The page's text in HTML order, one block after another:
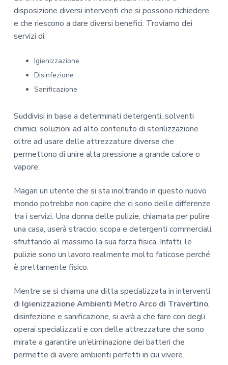
disposizione diversi interventi che si possono richiedere
e che riescono a dare diversi benefici. Troviamo dei
servizi di:
Igienizzazione
Disinfezione
Sanificazione
Suddivisi in base a determinati detergenti, solventi
chimici, soluzioni ad alto contenuto di sterilizzazione
oltre ad usare delle attrezzature diverse che
permettono di unire alta pressione a grande calore o
vapore.
Magari un utente che si sta inoltrando in questo nuovo
mondo potrebbe non capire che ci sono delle differenze
tra i servizi. Una donna delle pulizie, chiamata per pulire
una casa, userà straccio, scopa e detergenti commerciali,
sfruttando al massimo la sua forza fisica. Infatti, le
pulizie sono un lavoro realmente molto faticose perché
è prettamente fisico.
Mentre se si chiama una ditta specializzata in interventi
di Igienizzazione Ambienti Metro Arco di Travertino,
disinfezione e sanificazione, si avrà a che fare con degli
operai specializzati e con delle attrezzature che sono
mirate a garantire un’eliminazione dei batteri che
permette di avere ambienti perfetti in cui vivere.